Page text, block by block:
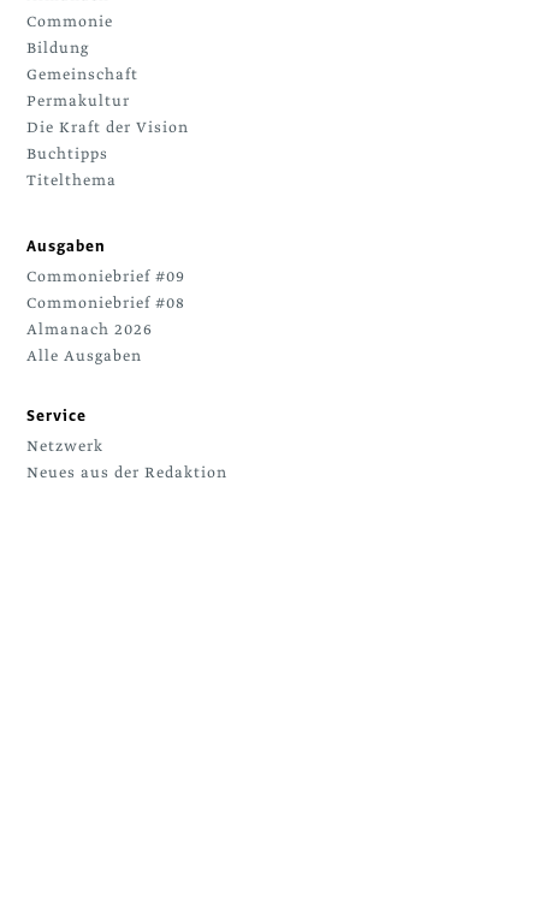
Commonie
Bildung
Gemeinschaft
Permakultur
Die Kraft der Vision
Buchtipps
Titelthema
Ausgaben
Commoniebrief #09
Commoniebrief #08
Almanach 2026
Alle Ausgaben
Service
Netzwerk
Neues aus der Redaktion